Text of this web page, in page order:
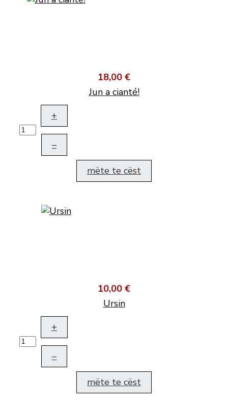
18,00 €
Jun a cianté!
+
–
mëte te cëst
10,00 €
Ursin
+
–
mëte te cëst